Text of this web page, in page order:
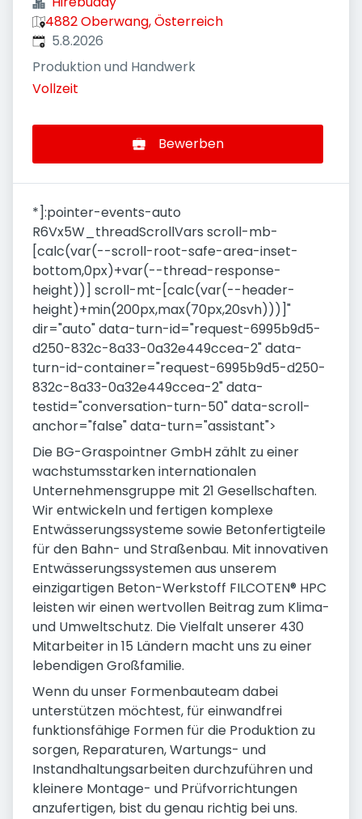
4882 Oberwang, Österreich
Veröffentlicht
5.8.2026
Produktion und Handwerk
Vollzeit
Bewerben
*]:pointer-events-auto
R6Vx5W_threadScrollVars scroll-mb-
[calc(var(--scroll-root-safe-area-inset-
bottom,0px)+var(--thread-response-
height))] scroll-mt-[calc(var(--header-
height)+min(200px,max(70px,20svh)))]"
dir="auto" data-turn-id="request-6995b9d5-
d250-832c-8a33-0a32e449ccea-2" data-
turn-id-container="request-6995b9d5-d250-
832c-8a33-0a32e449ccea-2" data-
testid="conversation-turn-50" data-scroll-
anchor="false" data-turn="assistant">
Die BG-Graspointner GmbH zählt zu einer
wachstumsstarken internationalen
Unternehmensgruppe mit 21 Gesellschaften.
Wir entwickeln und fertigen komplexe
Entwässerungssysteme sowie Betonfertigteile
für den Bahn- und Straßenbau. Mit innovativen
Entwässerungssystemen aus unserem
einzigartigen Beton-Werkstoff FILCOTEN® HPC
leisten wir einen wertvollen Beitrag zum Klima-
und Umweltschutz. Die Vielfalt unserer 430
Mitarbeiter in 15 Ländern macht uns zu einer
lebendigen Großfamilie.
Wenn du unser Formenbauteam dabei
unterstützen möchtest, für einwandfrei
funktionsfähige Formen für die Produktion zu
sorgen, Reparaturen, Wartungs- und
Instandhaltungsarbeiten durchzuführen und
kleinere Montage- und Prüfvorrichtungen
anzufertigen, bist du genau richtig bei uns.